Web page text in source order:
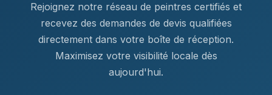
Rejoignez notre réseau de peintres certifiés et
recevez des demandes de devis qualifiées
directement dans votre boîte de réception.
Maximisez votre visibilité locale dès
aujourd'hui.